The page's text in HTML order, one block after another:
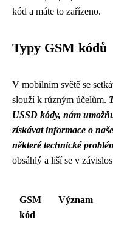
kód a máte to zařízeno.
Typy GSM kódů
V mobilním světě se
slouží k různým účelům.
USSD kódy, nám
získávat informace o
některé technické
obsáhlý a liší se v
GSM
kód
Význam